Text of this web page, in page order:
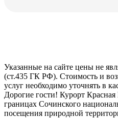
Указанные на сайте цены не
(ст.435 ГК РФ). Стоимость и
услуг необходимо уточнять в
Дорогие гости! Курорт
границах Сочинского
посещения природной